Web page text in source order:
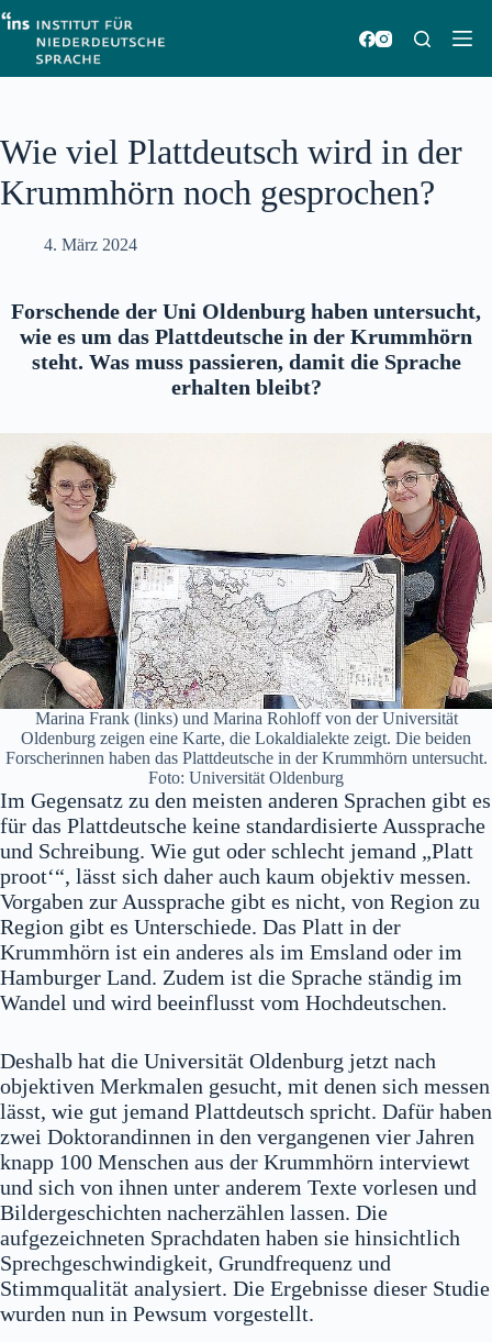
Zum
Inhalt
springen
Wie viel Plattdeutsch wird in der
Krummhörn noch gesprochen?
4. März 2024
Forschende der Uni Oldenburg haben untersucht,
wie es um das Plattdeutsche in der Krummhörn
steht. Was muss passieren, damit die Sprache
erhalten bleibt?
Marina Frank (links) und Marina Rohloff von der Universität
Oldenburg zeigen eine Karte, die Lokaldialekte zeigt. Die beiden
Forscherinnen haben das Plattdeutsche in der Krummhörn untersucht.
Foto: Universität Oldenburg
Im Gegensatz zu den meisten anderen Sprachen gibt es
für das Plattdeutsche keine standardisierte Aussprache
und Schreibung. Wie gut oder schlecht jemand „Platt
proot‘“, lässt sich daher auch kaum objektiv messen.
Vorgaben zur Aussprache gibt es nicht, von Region zu
Region gibt es Unterschiede. Das Platt in der
Krummhörn ist ein anderes als im Emsland oder im
Hamburger Land. Zudem ist die Sprache ständig im
Wandel und wird beeinflusst vom Hochdeutschen.
Deshalb hat die Universität Oldenburg jetzt nach
objektiven Merkmalen gesucht, mit denen sich messen
lässt, wie gut jemand Plattdeutsch spricht. Dafür haben
zwei Doktorandinnen in den vergangenen vier Jahren
knapp 100 Menschen aus der Krummhörn interviewt
und sich von ihnen unter anderem Texte vorlesen und
Bildergeschichten nacherzählen lassen. Die
aufgezeichneten Sprachdaten haben sie hinsichtlich
Sprechgeschwindigkeit, Grundfrequenz und
Stimmqualität analysiert. Die Ergebnisse dieser Studie
wurden nun in Pewsum vorgestellt.